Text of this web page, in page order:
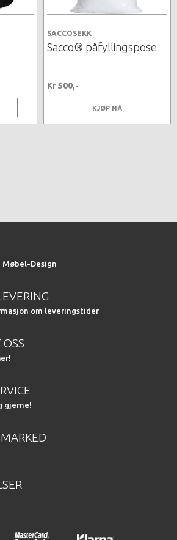
SACCOSEKK
Sacco® påfyllingspose
Kr 500,-
KJØP NÅ
Design
om leveringstider
gjerne!